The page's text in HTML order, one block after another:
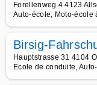
Forellenweg 4 4123
Auto-école, Moto-école
Birsig-
Hauptstrasse 31 4104
Ecole de conduite,